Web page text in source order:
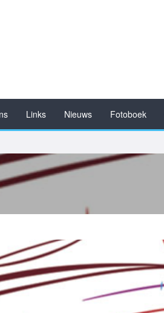
Links Nieuws Fotoboek